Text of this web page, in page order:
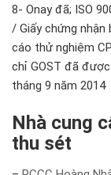
8- Onay đã; ISO
/ Giấy chứng nhận
cáo thử nghiệm
chỉ GOST đã
tháng 9 năm 2014
Nhà cung
thu sét